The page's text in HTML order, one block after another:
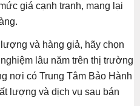
giá cạnh tranh, mang lại
và hàng giả, hãy chọn
lâu năm trên thị trường
nơi có Trung Tâm Bảo Hành
lượng và dịch vụ sau bán